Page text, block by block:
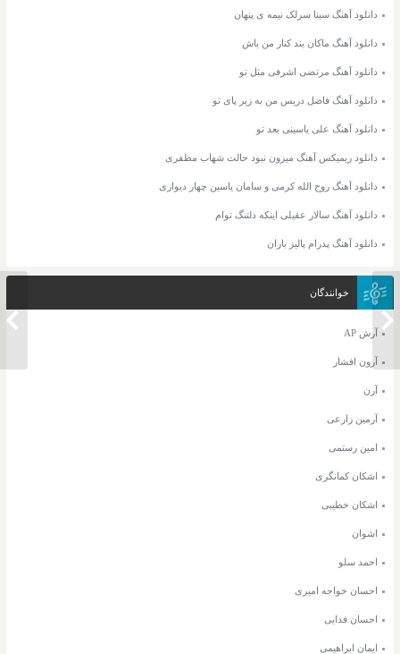
بازی
دانلود آهنگ سینا سرلک نیمه ی پنهان
دانلود آهنگ ماکان بند کنار من باش
دانلود آهنگ مرتضی اشرفی مثل تو
دانلود آهنگ فاضل دریس من به زیر پای تو
دانلود آهنگ علی یاسینی بعد تو
دانلود ریمیکس آهنگ میزون نبود حالت شهاب مظفری
دانلود آهنگ روح الله کرمی و سامان یاسین چهار دیواری
دانلود آهنگ سالار عقیلی اینکه دلتنگ توام
دانلود آهنگ پدرام پالیز باران
خوانندگان
آرش AP
آرون افشار
آرن
آرمین زارعی
امین رستمی
اشکان کمانگری
اشکان خطیبی
اشوان
احمد سلو
احسان خواجه امیری
احسان فدایی
ایمان ابراهیمی